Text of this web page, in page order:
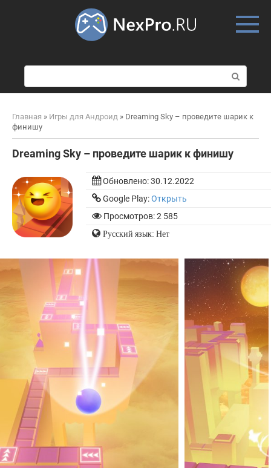
о
и
к
Главная » Игры для Андроид » Dreaming Sky – проведите шарик к
финишу
Dreaming Sky – проведите шарик к финишу
Обновлено:30.12.2022
Google Play:Открыть
Просмотров: 2 585
Русский язык: Нет